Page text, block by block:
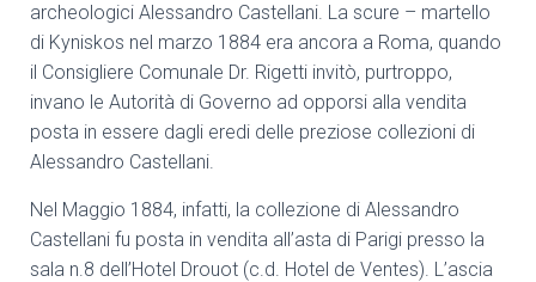
archeologici Alessandro Castellani. La scure – martello
di Kyniskos nel marzo 1884 era ancora a Roma, quando
il Consigliere Comunale Dr. Rigetti invitò, purtroppo,
invano le Autorità di Governo ad opporsi alla vendita
posta in essere dagli eredi delle preziose collezioni di
Alessandro Castellani.
Nel Maggio 1884, infatti, la collezione di Alessandro
Castellani fu posta in vendita all’asta di Parigi presso la
sala n.8 dell’Hotel Drouot (c.d. Hotel de Ventes). L’ascia